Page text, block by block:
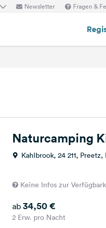
Newsletter Fragen &
Naturcamping
Wohnmobilpark
Kahlbrook, 24 211,
Keine Infos zur
ab 34,50 €
2 Erw. pro Nacht